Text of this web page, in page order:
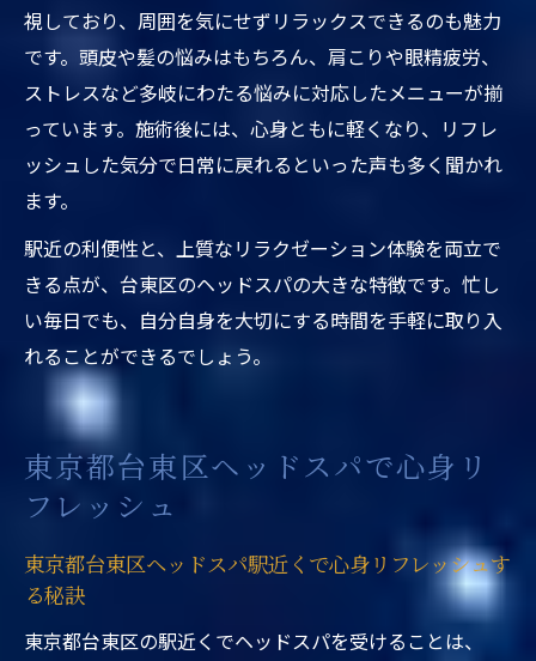
視しており、周囲を気にせずリラックスできるのも魅力
です。頭皮や髪の悩みはもちろん、肩こりや眼精疲労、
ストレスなど多岐にわたる悩みに対応したメニューが揃
っています。施術後には、心身ともに軽くなり、リフレ
ッシュした気分で日常に戻れるといった声も多く聞かれ
ます。
駅近の利便性と、上質なリラクゼーション体験を両立で
きる点が、台東区のヘッドスパの大きな特徴です。忙し
い毎日でも、自分自身を大切にする時間を手軽に取り入
れることができるでしょう。
東京都台東区ヘッドスパで心身リ
フレッシュ
東京都台東区ヘッドスパ駅近くで心身リフレッシュす
る秘訣
東京都台東区の駅近くでヘッドスパを受けることは、